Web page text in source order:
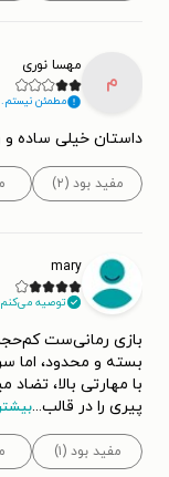
م
مهسا نوری
مطمئن نیستم.
داستان خیلی ساده و
مفید بود (۲)
mary
توصیه
بازی رمانی‌ست
بسته و محدود، اما
با مهارتی بالا،
پیری را در قالب...بیشتر
مفید بود (۱)